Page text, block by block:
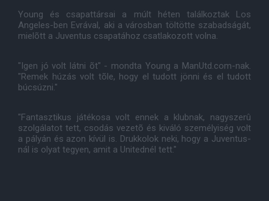
Young és csapattársai a múlt héten találkoztak Los
Angeles-ben Evrával, aki a városban töltötte szabadságát,
mielõtt a Juventus csapatához csatlakozott volna.
"Igen jó volt látni õt" - mondta Young a ManUtd.com-nak.
"Remek húzás volt tõle, hogy el tudott jönni és el tudott
búcsúzni."
"Fantasztikus játékosa volt ennek a klubnak, nagyszerû
szolgálatot tett, csodás vezetõ és kiváló személyiség volt
a pályán és azon kívül is. Drukkolok neki, hogy a Juventus-
nál is olyat tegyen, amit a Unitednél tett."